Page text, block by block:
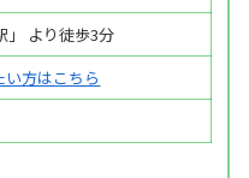
」 より徒歩3分
方はこちら